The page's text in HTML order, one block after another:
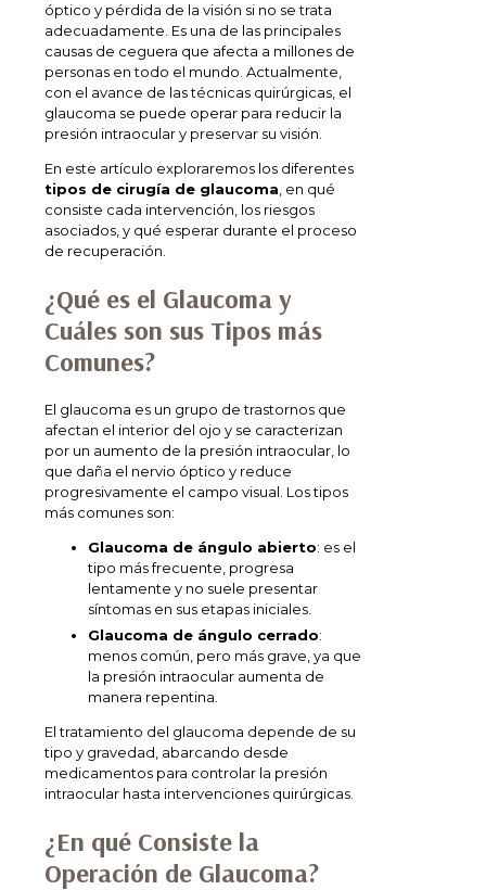
óptico y pérdida de la visión si no se trata
adecuadamente. Es una de las principales
causas de ceguera que afecta a millones de
personas en todo el mundo. Actualmente,
con el avance de las técnicas quirúrgicas, el
glaucoma se puede operar para reducir la
presión intraocular y preservar su visión.
En este artículo exploraremos los diferentes
tipos de cirugía de glaucoma , en qué
consiste cada intervención, los riesgos
asociados, y qué esperar durante el proceso
de recuperación.
¿Qué es el Glaucoma y
Cuáles son sus Tipos más
Comunes?
El glaucoma es un grupo de trastornos que
afectan el interior del ojo y se caracterizan
por un aumento de la presión intraocular, lo
que daña el nervio óptico y reduce
progresivamente el campo visual. Los tipos
más comunes son:
Glaucoma de ángulo abierto: es el
tipo más frecuente, progresa
lentamente y no suele presentar
síntomas en sus etapas iniciales.
Glaucoma de ángulo cerrado:
menos común, pero más grave, ya que
la presión intraocular aumenta de
manera repentina.
El tratamiento del glaucoma depende de su
tipo y gravedad, abarcando desde
medicamentos para controlar la presión
intraocular hasta intervenciones quirúrgicas.
¿En qué Consiste la
Operación de Glaucoma?